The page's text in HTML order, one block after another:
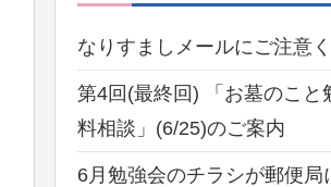
なりすましメールにご注意
第4回(最終回) 「お墓のこと
料相談」(6/25)のご案内
6月勉強会のチラシが郵便局